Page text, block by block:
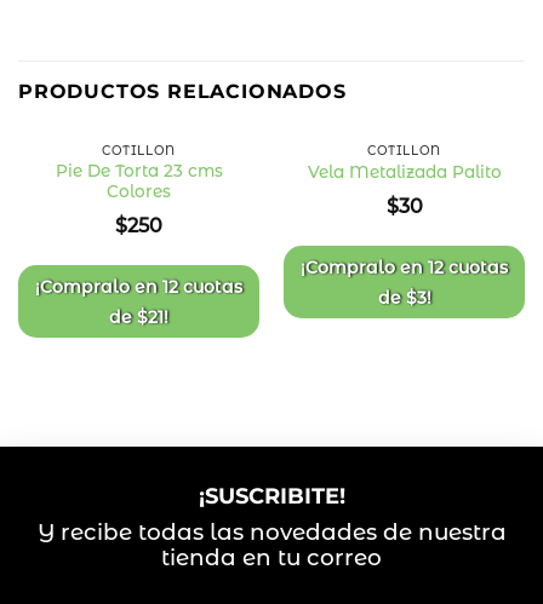
PRODUCTOS RELACIONADOS
COTILLÓN
Pie De Torta 23 cms
Colores
$250
¡Compralo en12 cuotas
de$21!
de
deseos
COTILLÓN
Vela Metalizada Palito
$30
¡Compralo en12 cuotas
de$3!
¡SUSCRIBITE!
Y recibe todas las novedades de nuestra
tienda en tu correo